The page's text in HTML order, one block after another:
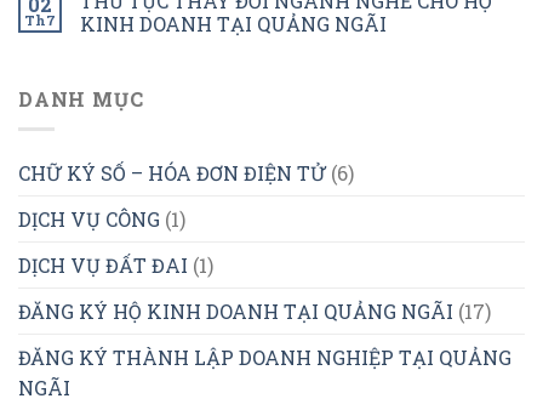
Th7
KINH DOANH TẠI QUẢNG NGÃI
DANH MỤC
CHỮ KÝ SỐ – HÓA ĐƠN ĐIỆN TỬ(6)
DỊCH VỤ CÔNG (1)
DỊCH VỤ ĐẤT ĐAI (1)
ĐĂNG KÝ HỘ KINH DOANH TẠI QUẢNG NGÃI (17)
ĐĂNG KÝ THÀNH LẬP DOANH NGHIỆP TẠI QUẢNG
NGÃI